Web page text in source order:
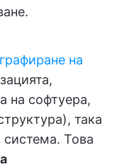
на
на софтуера,
така
система. Това